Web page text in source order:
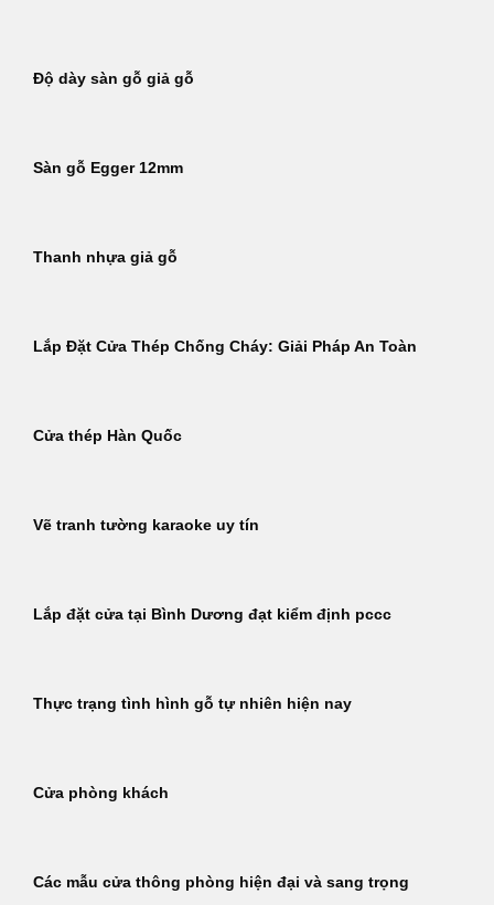
Độ dày sàn gỗ giả gỗ
Sàn gỗ Egger 12mm
Thanh nhựa giả gỗ
Lắp Đặt Cửa Thép Chống Cháy: Giải Pháp An Toàn
Cửa thép Hàn Quốc
Vẽ tranh tường karaoke uy tín
Lắp đặt cửa tại Bình Dương đạt kiểm định pccc
Thực trạng tình hình gỗ tự nhiên hiện nay
Cửa phòng khách
Các mẫu cửa thông phòng hiện đại và sang trọng